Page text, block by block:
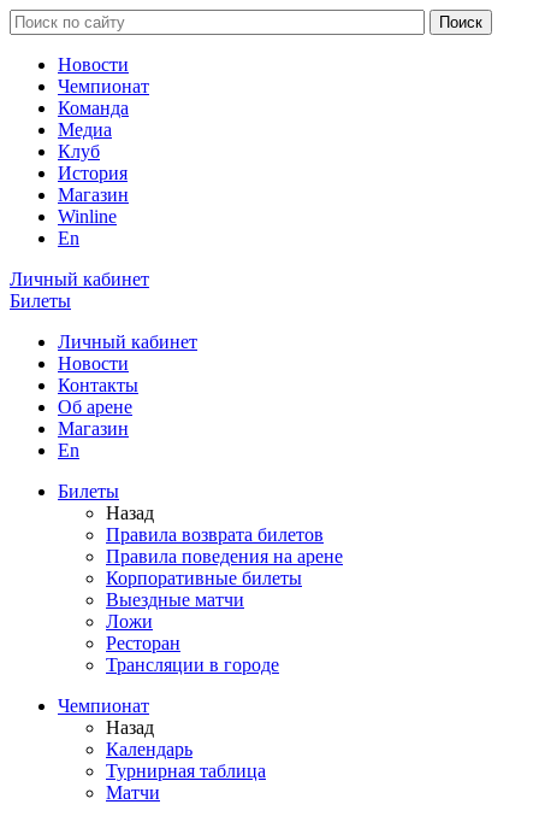
Новости
Чемпионат
Команда
Медиа
Клуб
История
Магазин
Winline
En
Личный кабинет
Билеты
Личный кабинет
Новости
Контакты
Об арене
Магазин
En
Билеты
Назад
Правила возврата билетов
Правила поведения на арене
Корпоративные билеты
Выездные матчи
Ложи
Ресторан
Трансляции в городе
Чемпионат
Назад
Календарь
Турнирная таблица
Матчи